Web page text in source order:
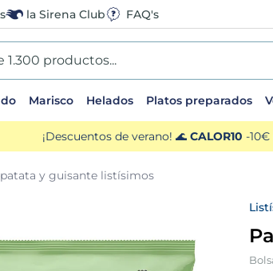
la Sirena Club FAQ's
productos...
Marisco Helados Platos preparados
¡Descuentos de verano! 🌊 CALOR10 -
patata y guisante listísimos